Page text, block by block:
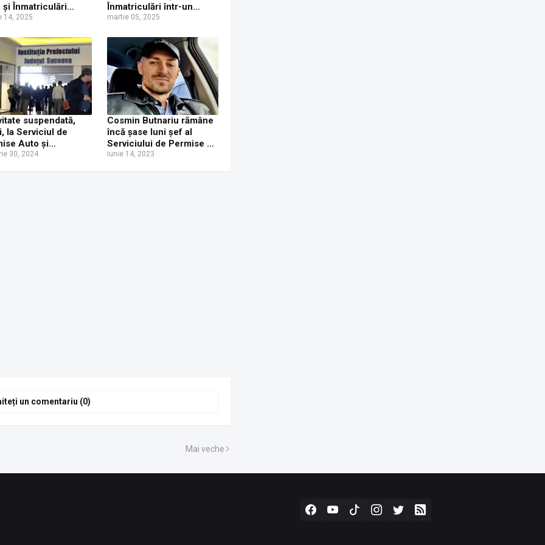
și Înmatriculări
pentru
după inculparea
polițiști examinatori
fapte de corupție
14, 2025
Înmatriculări într-un
dosar de corupție care
martie 05, 2025
suspendată,
la Serviciul de
Auto și
Suceava
30, 2024
Cosmin Butnariu rămâne
încă șase luni șef al
Serviciului de Permise și
Înmatriculări Suceava
iunie 14, 2023
un comentariu (0)
Mai veche